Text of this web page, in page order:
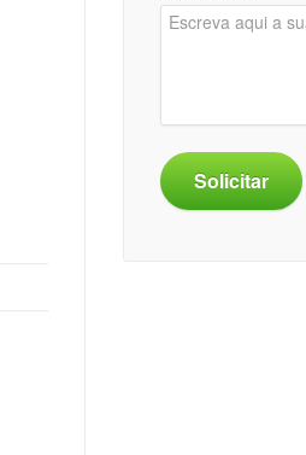
Solicitar